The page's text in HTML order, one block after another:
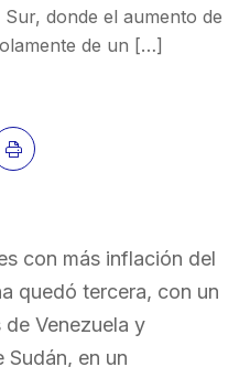
donde el aumento de
de un […]
con más inflación del
quedó tercera, con un
Venezuela y
en un